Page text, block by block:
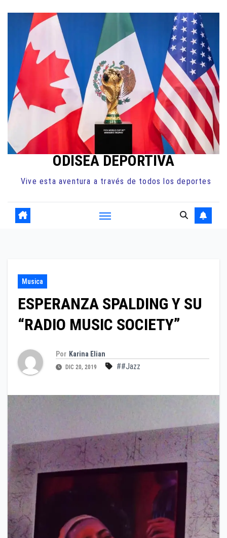
contenido
ODISEA DEPORTIVA
Vive esta aventura a través de todos los deportes
Musica
ESPERANZA SPALDING Y SU
“RADIO MUSIC SOCIETY”
Por Karina Elian
DIC 20, 2019 ##Jazz